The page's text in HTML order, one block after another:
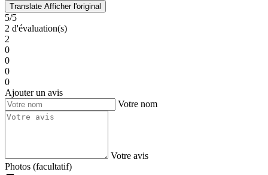
Translate Afficher l'original
5/5
2 d'évaluation(s)
2
0
0
0
0
Ajouter un avis
Votre nom
Votre avis
Photos (facultatif)